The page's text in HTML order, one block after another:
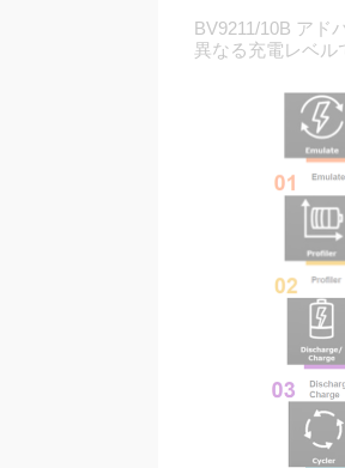
BV9211/10B アド
異なる充電レベル